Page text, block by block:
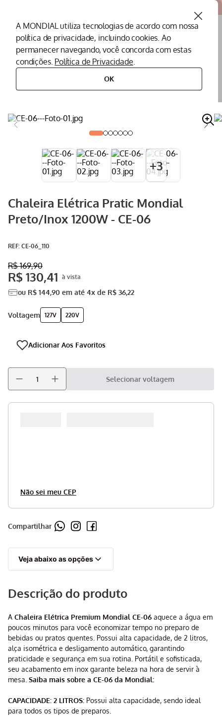
A MONDIAL utiliza tecnologias de acordo com nossa
política de privacidade, incluindo cookies. Ao
permanecer navegando, você concorda com estas
condições. Política de Privacidade.
OK
O que você procura?
eletroportáteis para cozinha
+3
Chaleira Elétrica Pratic Mondial
Preto/Inox 1200W - CE-06
: CE-06_110
R$ 169,90
R$ 130,41
ou R$ 144,90 em até 4x de R$ 36,22
voltagem 127V 220V
Selecionar voltagem
Não sei meu CEP
Compartilhar
Veja abaixo as opções
Descrição do produto
A Chaleira Elétrica Premium Mondial CE-06 aquece a água em
poucos minutos para você economizar tempo no preparo de
bebidas ou pratos quentes. Possui alta capacidade, de 2 litros,
alça isométrica e desligamento automático, garantindo
praticidade e segurança em sua rotina. Portátil e sofisticada,
seu acabamento em inox garante beleza na hora de servir à
mesa. Saiba mais sobre a CE-06 da Mondial:
CAPACIDADE: 2 LITROS: Possui alta capacidade, sendo ideal
para todos os tipos de preparos.
2 Air Fryer
Assistencia Tecnica
Liquidificador
Secador
7º Panificadora
8º Panela Elétrica